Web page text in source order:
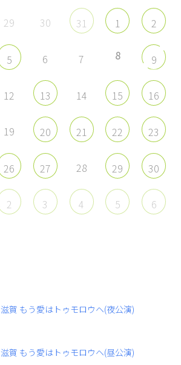
29 30 31 1 2
5 6 7 8 9
12 13 14 15 16
19 20 21 22 23
26 27 28 29 30
2 3 4 5 6
滋賀 もう愛はトゥモロウヘ(夜公演)
滋賀 もう愛はトゥモロウヘ(昼公演)